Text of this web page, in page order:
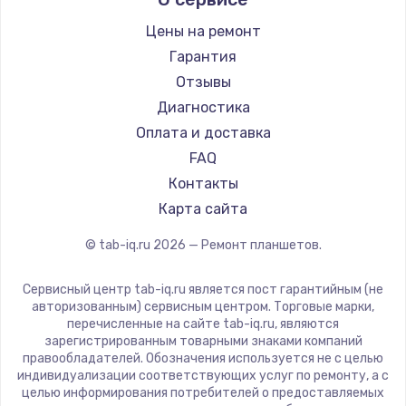
1330 руб.
Заказать
Замена видеокарты
2100 руб.
Заказать
Заказать
Замена материнской платы
1590 руб.
Заказать
BlackView
Amazon
Aquarius
Philips
Dell
HP
Getac
ZTE
CHUWI
Цены на ремонт
Гарантия
Отзывы
Диагностика
Оплата и доставка
FAQ
Контакты
Карта сайта
© tab-iq.ru 2026 — Ремонт планшетов.
Сервисный центр tab-iq.ru является пост гарантийным (не
авторизованным) сервисным центром. Торговые марки,
перечисленные на сайте tab-iq.ru, являются
зарегистрированным товарными знаками компаний
правообладателей. Обозначения используется не с целью
индивидуализации соответствующих услуг по ремонту, а с
целью информирования потребителей о предоставляемых